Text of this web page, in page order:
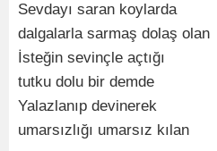
Sevdayı saran koylarda
dalgalarla sarmaş dolaş olan
İsteğin sevinçle açtığı
tutku dolu bir demde
Yalazlanıp devinerek
umarsızlığı umarsız kılan